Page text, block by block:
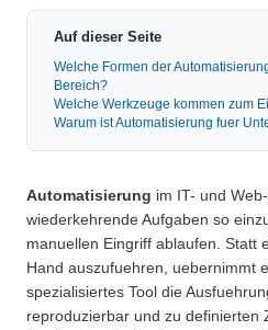
Auf dieser Seite
Welche Formen der
Bereich?
Welche Werkzeuge kommen zum
Warum ist Automatisierung fuer
Automatisierung im IT- und
wiederkehrende Aufgaben so
manuellen Eingriff ablaufen. Statt
Hand auszufuehren, uebernimmt
spezialisiertes Tool die
reproduzierbar und zu definierten